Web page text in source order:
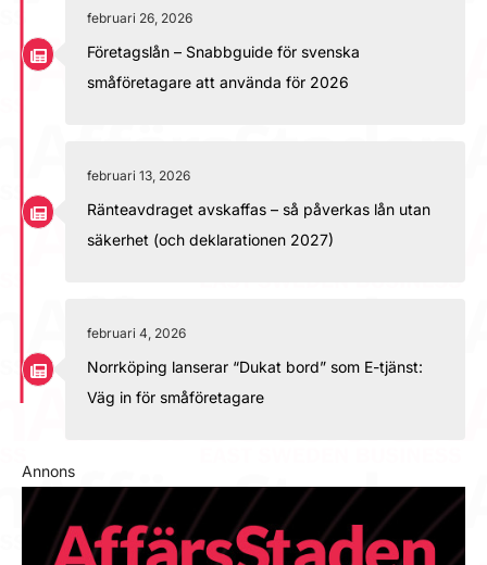
februari 26, 2026
Företagslån – Snabbguide för svenska
småföretagare att använda för 2026
februari 13, 2026
Ränteavdraget avskaffas – så påverkas lån utan
säkerhet (och deklarationen 2027)
februari 4, 2026
Norrköping lanserar “Dukat bord” som E-tjänst:
Väg in för småföretagare
Annons